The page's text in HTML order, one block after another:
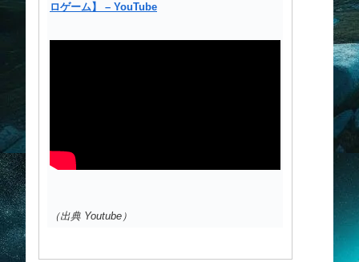
ロゲーム】 – YouTube
（出典 Youtube）